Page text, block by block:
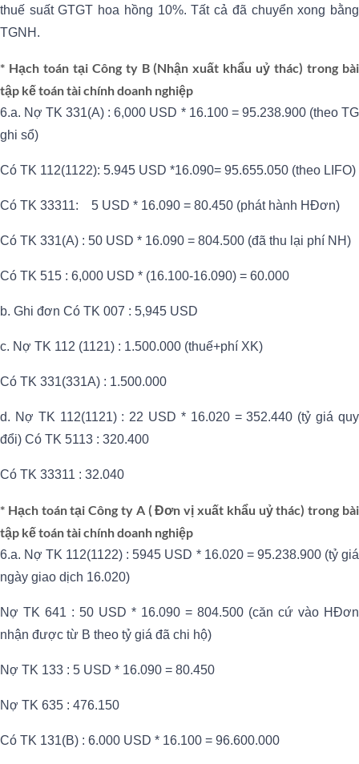
thuế suất GTGT hoa hồng 10%. Tất cả đã chuyển xong bằng
TGNH.
* Hạch toán tại Công ty B (Nhận xuất khẩu uỷ thác) trong bài
tập kế toán tài chính doanh nghiệp
6.a. Nợ TK 331(A) : 6,000 USD * 16.100 = 95.238.900 (theo TG
ghi sổ)
Có TK 112(1122): 5.945 USD *16.090= 95.655.050 (theo LIFO)
Có TK 33311: 5 USD * 16.090 = 80.450 (phát hành HĐơn)
Có TK 331(A) : 50 USD * 16.090 = 804.500 (đã thu lại phí NH)
Có TK 515 : 6,000 USD * (16.100-16.090) = 60.000
b. Ghi đơn Có TK 007 : 5,945 USD
c. Nợ TK 112 (1121) : 1.500.000 (thuế+phí XK)
Có TK 331(331A) : 1.500.000
d. Nợ TK 112(1121) : 22 USD * 16.020 = 352.440 (tỷ giá quy
đổi) Có TK 5113 : 320.400
Có TK 33311 : 32.040
* Hạch toán tại Công ty A ( Đơn vị xuất khẩu uỷ thác) trong bài
tập kế toán tài chính doanh nghiệp
6.a. Nợ TK 112(1122) : 5945 USD * 16.020 = 95.238.900 (tỷ giá
ngày giao dịch 16.020)
Nợ TK 641 : 50 USD * 16.090 = 804.500 (căn cứ vào HĐơn
nhận được từ B theo tỷ giá đã chi hộ)
Nợ TK 133 : 5 USD * 16.090 = 80.450
Nợ TK 635 : 476.150
Có TK 131(B) : 6.000 USD * 16.100 = 96.600.000